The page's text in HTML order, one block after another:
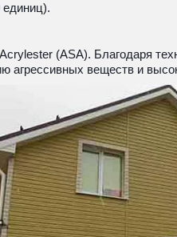
единиц).
(ASA). Благодаря
агрессивных веществ и